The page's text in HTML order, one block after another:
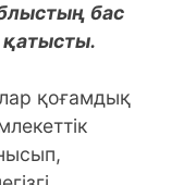
бас
қоғамдық